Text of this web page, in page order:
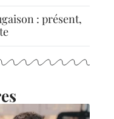
: présent,